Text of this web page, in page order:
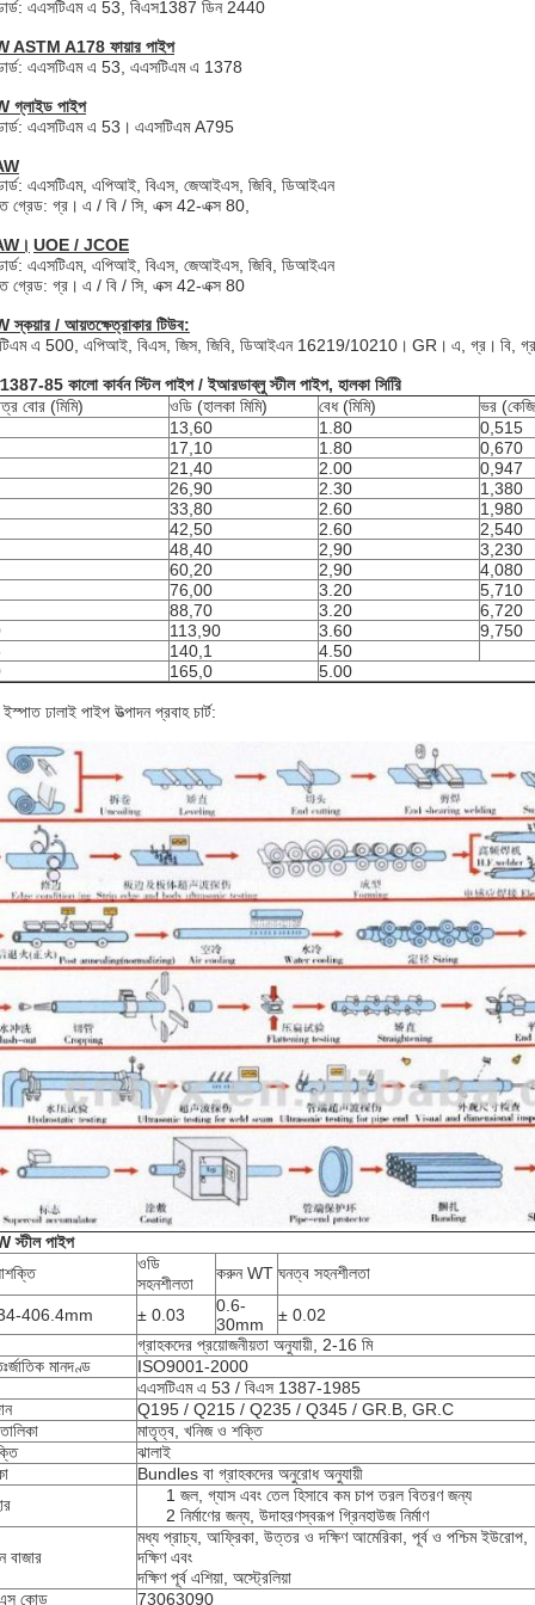
এএসটিএম এ 53, বিএস1387 ডিন 2440
ASTM A178 ফায়ার পাইপ
এএসটিএম এ 53, এএসটিএম এ 1378
গ্লাইড পাইপ
এএসটিএম এ 53। এএসটিএম A795
এএসটিএম, এপিআই, বিএস, জেআইএস, জিবি, ডিআইএন
গ্রেড: গ্র। এ / বি / সি, এক্স 42-এক্স 80,
UOE / JCOE
এএসটিএম, এপিআই, বিএস, জেআইএস, জিবি, ডিআইএন
গ্রেড: গ্র। এ / বি / সি, এক্স 42-এক্স 80
স্কয়ার / আয়তক্ষেত্রাকার টিউব:
এ 500, এপিআই, বিএস, জিস, জিবি, ডিআইএন 16219/10210। GR। এ, গ্র। বি,
85 কালো কার্বন স্টিল পাইপ / ইআরডাব্লু স্টীল পাইপ, হালকা সিরিি
বোর (মিমি)
ওডি (হালকা মিমি) বেধ (মিমি)
ভর
13,60
1.80
0,515
17,10
1.80
0,670
21,40
2.00
0,947
26,90
2.30
1,380
33,80
2.60
1,980
42,50
2.60
2,540
48,40
2,90
3,230
60,20
2,90
4,080
76,00
3.20
5,710
88,70
3.20
6,720
113,90 3.60
9,750
140,1
4.50
165,0 5.00
ইস্পাত ঢালাই পাইপ উত্পাদন প্রবাহ চার্ট:
স্টীল পাইপ
ওডি
সহনশীলতা
করুন WT ঘনত্ব সহনশীলতা
406.4mm ± 0.03
0.6-
30mm
± 0.02
গ্রাহকদের প্রয়োজনীয়তা অনুযায়ী, 2-16 মি
মানদণ্ড
ISO9001-2000
এএসটিএম এ 53 / বিএস 1387-1985
Q195 / Q215 / Q235 / Q345 / GR.B, GR.C
মাতৃত্ব, খনিজ ও শক্তি
ঝালাই
Bundles বা গ্রাহকদের অনুরোধ অনুযায়ী
1 জল, গ্যাস এবং তেল হিসাবে কম চাপ তরল বিতরণ জন্য
2 নির্মাণের জন্য, উদাহরণস্বরূপ গ্রিনহাউজ নির্মাণ
বাজার
মধ্য প্রাচ্য, আফ্রিকা, উত্তর ও দক্ষিণ আমেরিকা, পূর্ব ও পশ্চিম ইউরোপ,
দক্ষিণ এবং
দক্ষিণ পূর্ব এশিয়া, অস্ট্রেলিয়া
কোড
73063090